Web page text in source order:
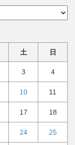
土 日
3 4
10 11
17 18
24 25